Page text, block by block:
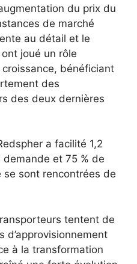
du prix du
de marché
au détail et le
joué un rôle
bénéficiant
des
des deux dernières
a facilité 1,2
et 75 % de
se sont rencontrées de
tentent de
d’approvisionnement
à la transformation